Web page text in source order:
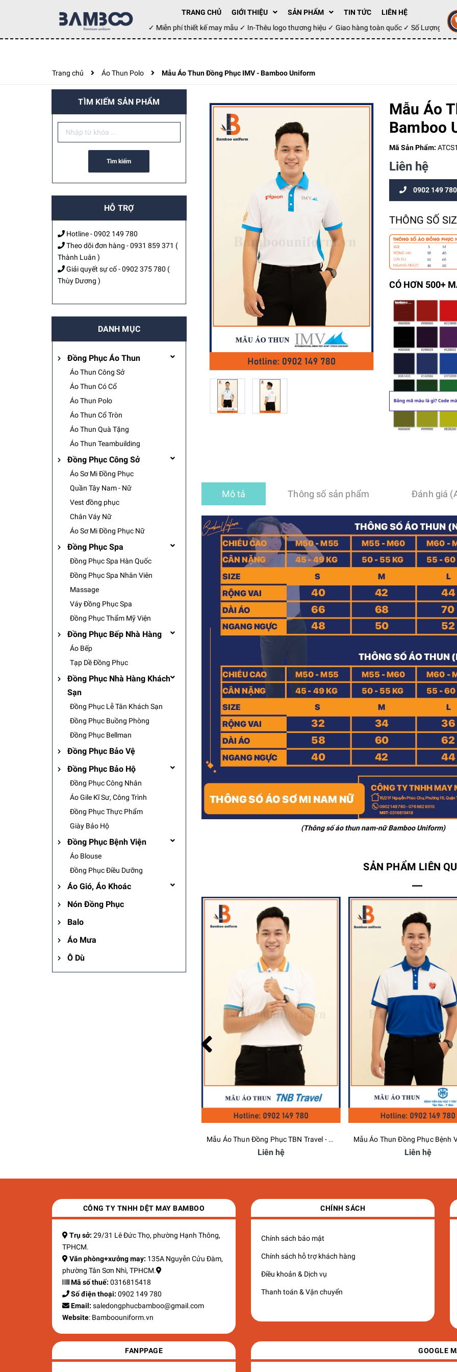
TRANG CHỦ GIỚI THIỆU SẢN PHẨM TIN TỨC
LIÊN HỆ
Đặt hàng hôm nay ✓ Miễn phí thiết kế may mẫu ✓ In-Thêu logo thương hiệu ✓ Giao hàng toàn quốc ✓ Số Lượng
Trang chủ Áo Thun Polo Mẫu Áo Thun Đồng Phục IMV - Bamboo Uniform
Mẫu Áo
Bamboo
Mã Sản Phẩm:
Liên hệ
0902 149 780
THÔNG SỐ
CÓ HƠN 500+
Mô tả Thông số sản phẩm Đánh giá
(Thông số áo thun nam-nữ Bamboo Uniform)
SẢN PHẨM LIÊN
Mẫu Áo Thun Đồng Phục Bệnh Viện Đại Học Y Tân Tạo - Bamboo Uniform
Liên hệ Liên hệ
TÌM KIẾM SẢN PHẨM
Tìm kiếm
HỖ TRỢ
Hotline -0902 149 780
Theo dõi đơn hàng -0931 859 371 (
Thành Luân )
Giải quyết sự cố -0902 375 780 (
Thùy Dương )
DANH MỤC
Đồng Phục Áo Thun
Áo Thun Công Sở
Áo Thun Có Cổ
Áo Thun Polo
Áo Thun Cổ Tròn
Áo Thun Quà Tặng
Áo Thun Teambuilding
Đồng Phục Công Sở
Áo Sơ Mi Đồng Phục
Quần Tây Nam - Nữ
Vest đồng phục
Chân Váy Nữ
Áo Sơ Mi Đồng Phục Nữ
Đồng Phục Spa
Đồng Phục Spa Hàn Quốc
Đồng Phục Spa Nhân Viên
Massage
Váy Đồng Phục Spa
Đồng Phục Thẩm Mỹ Viện
Đồng Phục Bếp Nhà Hàng
Áo Bếp
Tạp Dề Đồng Phục
Đồng Phục Nhà Hàng Khách
Sạn
Đồng Phục Lễ Tân Khách Sạn
Đồng Phục Buồng Phòng
Đồng Phục Bellman
Đồng Phục Bảo Vệ
Đồng Phục Bảo Hộ
Đồng Phục Công Nhân
Áo Gile Kĩ Sư, Công Trình
Đồng Phục Thực Phẩm
Giày Bảo Hộ
Đồng Phục Bệnh Viện
Áo Blouse
Đồng Phục Điều Dưỡng
Áo Gió, Áo Khoác
Nón Đồng Phục
Balo
Áo Mưa
Ô Dù
CÔNG TY TNHH DỆT MAY BAMBOO
Trụ sở: 29/31 Lê Đức Thọ, phường Hạnh Thông,
TPHCM.
Văn phòng+xưởng may: 135A Nguyễn Cửu Đàm,
phường Tân Sơn Nhì, TPHCM.
Mã số thuế: 0316815418
Số điện thoại: 0902 149 780
Email: saledongphucbamboo@gmail.com
Website: Bamboouniform.vn
CHÍNH SÁCH
Chính sách bảo mật
Chính sách hỗ trợ khách hàng
Điều khoản & Dịch vụ
Thanh toán & Vận chuyển
FANPPAGE GOOGLE